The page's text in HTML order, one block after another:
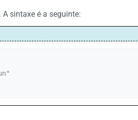
sintaxe é a seguinte: